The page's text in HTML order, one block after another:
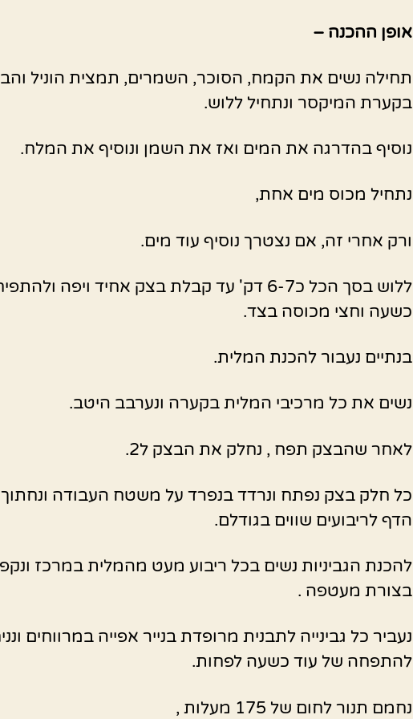
אופן ההכנה –
תחילה נשים את הקמח, הסוכר, השמרים, תמצית הוניל
בקערת המיקסר ונתחיל ללוש.
נוסיף בהדרגה את המים ואז את השמן ונוסיף את המלח.
נתחיל מכוס מים אחת,
ורק אחרי זה, אם נצטרך נוסיף עוד מים.
ללוש בסך הכל כ6-7 דק' עד קבלת בצק אחיד ויפה
כשעה וחצי מכוסה בצד.
בנתיים נעבור להכנת המלית.
נשים את כל מרכיבי המלית בקערה ונערבב היטב.
לאחר שהבצק תפח , נחלק את הבצק ל2.
כל חלק בצק נפתח ונרדד בנפרד על משטח העבודה
הדף לריבועים שווים בגודלם.
להכנת הגביניות נשים בכל ריבוע מעט מהמלית במרכז
בצורת מעטפה .
נעביר כל גבינייה לתבנית מרופדת בנייר אפייה במרווחים
להתפחה של עוד כשעה לפחות.
נחמם תנור לחום של 175 מעלות ,